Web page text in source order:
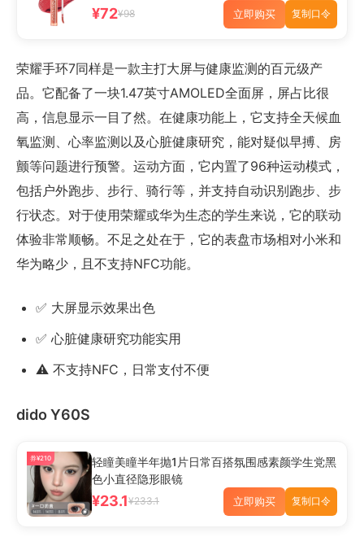
¥72¥98 立即购买 复制口令
荣耀手环7同样是一款主打大屏与健康监测的百元级产
品。它配备了一块1.47英寸AMOLED全面屏，屏占比很
高，信息显示一目了然。在健康功能上，它支持全天候血
氧监测、心率监测以及心脏健康研究，能对疑似早搏、房
颤等问题进行预警。运动方面，它内置了96种运动模式，
包括户外跑步、步行、骑行等，并支持自动识别跑步、步
行状态。对于使用荣耀或华为生态的学生来说，它的联动
体验非常顺畅。不足之处在于，它的表盘市场相对小米和
华为略少，且不支持NFC功能。
✅ 大屏显示效果出色
✅ 心脏健康研究功能实用
⚠️ 不支持NFC，日常支付不便
dido Y60S
券¥210
轻瞳美瞳半年抛1片日常百搭氛围感素颜学生党黑
色小直径隐形眼镜
¥23.1¥233.1 立即购买 复制口令